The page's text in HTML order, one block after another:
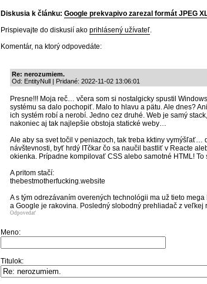
Diskusia k článku: Google prekvapivo zarezal formát JPEG
Prispievajte do diskusií ako prihlásený užívateľ.
Komentár, na ktorý odpovedáte:
Re: nerozumiem.
Od: EntityNull | Pridané: 2022-11-02 13:06:01
Presne!!! Moja reč… včera som si nostalgicky spustil
systému sa dalo pochopiť. Malo to hlavu a pätu. Ale dnes?
ich systém robí a nerobí. Jedno cez druhé. Web je samý
nakoniec aj tak najlepšie obstoja statické weby…
Ale aby sa svet točil v peniazoch, tak treba kktiny vymýšľať…
návštevnosti, byť hrdý ITčkar čo sa naučil bastliť v Reacte
okienka. Prípadne kompilovať CSS alebo samotné HTML! To
A pritom stačí:
thebestmotherfucking.website
A s tým odrezávaním overených technológii ma už tieto
a Google je rakovina. Posledný slobodný prehliadač z veľkej
Odpovedať
Meno:
Titulok: